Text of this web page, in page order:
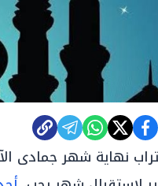
نهاية شهر جمادى